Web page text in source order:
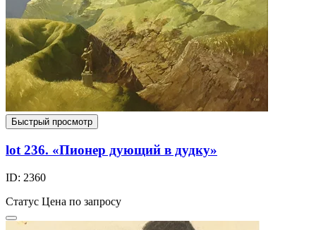
Быстрый просмотр
lot 236. «Пионер дующий в дудку»
ID: 2360
Статус Цена по запросу